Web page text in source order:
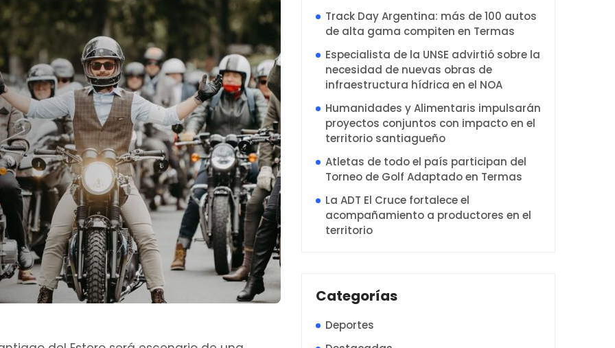
Track Day Argentina: más de 100 autos
de alta gama compiten en Termas
Especialista de la UNSE advirtió sobre la
necesidad de nuevas obras de
infraestructura hídrica en el NOA
Humanidades y Alimentaris impulsarán
proyectos conjuntos con impacto en el
territorio santiagueño
Atletas de todo el país participan del
Torneo de Golf Adaptado en Termas
La ADT El Cruce fortalece el
acompañamiento a productores en el
territorio
Categorías
Deportes